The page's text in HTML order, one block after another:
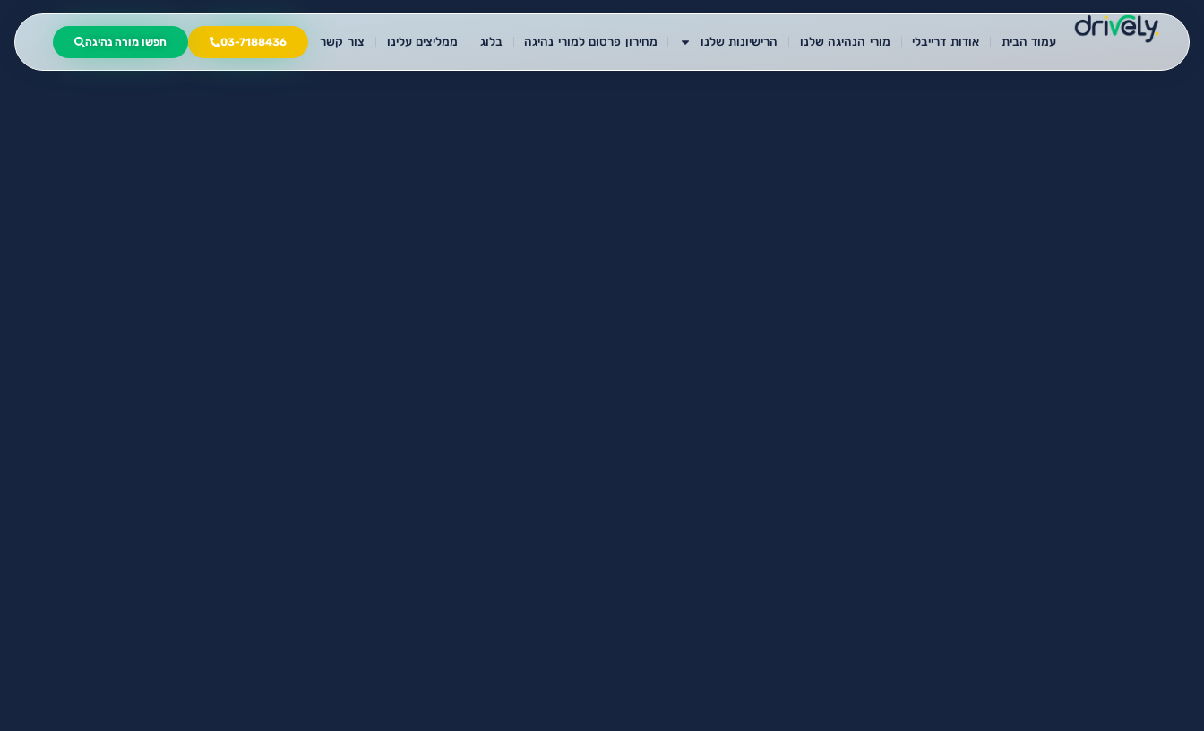
עמוד הבית אודות דרייבלי מורי הנהיגה שלנו הרישיונות שלנו מחירון פרסום למורי נהיגה בלוג ממליצים עלינו צור קשר 03-7188436 חפשו מורה נהיגה